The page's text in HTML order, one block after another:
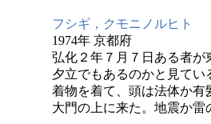
フシギ，クモニノルヒト
1974年 京都府
弘化２年７月７日ある者が
夕立でもあるのかと見て
着物を着て、頭は法体か
大門の上に来た。地震か雷